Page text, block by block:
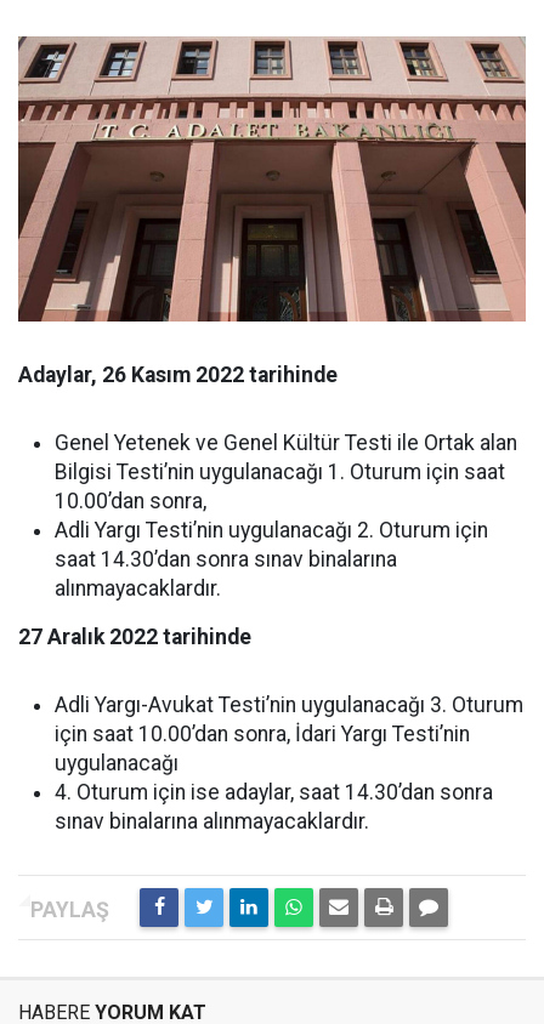
Adaylar, 26 Kasım 2022 tarihinde
Genel Yetenek ve Genel Kültür Testi ile Ortak alan
Bilgisi Testi’nin uygulanacağı 1. Oturum için saat
10.00’dan sonra,
Adli Yargı Testi’nin uygulanacağı 2. Oturum için
saat 14.30’dan sonra sınav binalarına
alınmayacaklardır.
27 Aralık 2022 tarihinde
Adli Yargı-Avukat Testi’nin uygulanacağı 3. Oturum
için saat 10.00’dan sonra, İdari Yargı Testi’nin
uygulanacağı
4. Oturum için ise adaylar, saat 14.30’dan sonra
sınav binalarına alınmayacaklardır.
HABERE YORUM KAT